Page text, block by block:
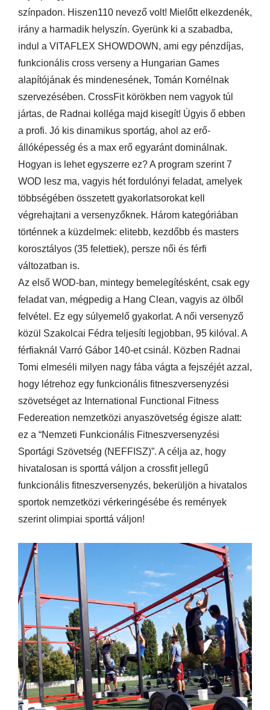
színpadon. Hiszen110 nevező volt! Mielőtt elkezdenék,
irány a harmadik helyszín. Gyerünk ki a szabadba,
indul a VITAFLEX SHOWDOWN, ami egy pénzdíjas,
funkcionális cross verseny a Hungarian Games
alapítójának és mindenesének, Tomán Kornélnak
szervezésében. CrossFit körökben nem vagyok túl
jártas, de Radnai kolléga majd kisegít! Úgyis ő ebben
a profi. Jó kis dinamikus sportág, ahol az erő-
állóképesség és a max erő egyaránt dominálnak.
Hogyan is lehet egyszerre ez? A program szerint 7
WOD lesz ma, vagyis hét fordulónyi feladat, amelyek
többségében összetett gyakorlatsorokat kell
végrehajtani a versenyzőknek. Három kategóriában
történnek a küzdelmek: elitebb, kezdőbb és masters
korosztályos (35 felettiek), persze női és férfi
változatban is.
Az első WOD-ban, mintegy bemelegítésként, csak egy
feladat van, mégpedig a Hang Clean, vagyis az ölből
felvétel. Ez egy súlyemelő gyakorlat. A női versenyző
közül Szakolcai Fédra teljesíti legjobban, 95 kilóval. A
férfiaknál Varró Gábor 140-et csinál. Közben Radnai
Tomi elmeséli milyen nagy fába vágta a fejszéjét azzal,
hogy létrehoz egy funkcionális fitneszversenyzési
szövetséget az International Functional Fitness
Federeation nemzetközi anyaszövetség égisze alatt:
ez a “Nemzeti Funkcionális Fitneszversenyzési
Sportági Szövetség (NEFFISZ)”. A célja az, hogy
hivatalosan is sporttá váljon a crossfit jellegű
funkcionális fitneszversenyzés, bekerüljön a hivatalos
sportok nemzetközi vérkeringésébe és remények
szerint olimpiai sporttá váljon!